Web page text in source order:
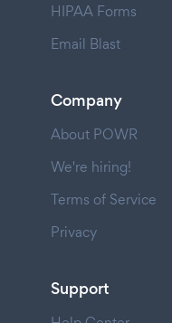
HIPAA Forms
Email Blast
Company
About POWR
We're hiring!
Terms of Service
Privacy
Support